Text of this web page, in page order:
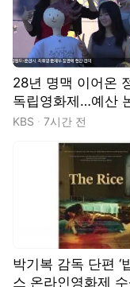
28년 명맥 이어온
독립영화제…예산
개막
KBS 7시간 전
박기복 감독 단편 ‘
스 온라인영화제